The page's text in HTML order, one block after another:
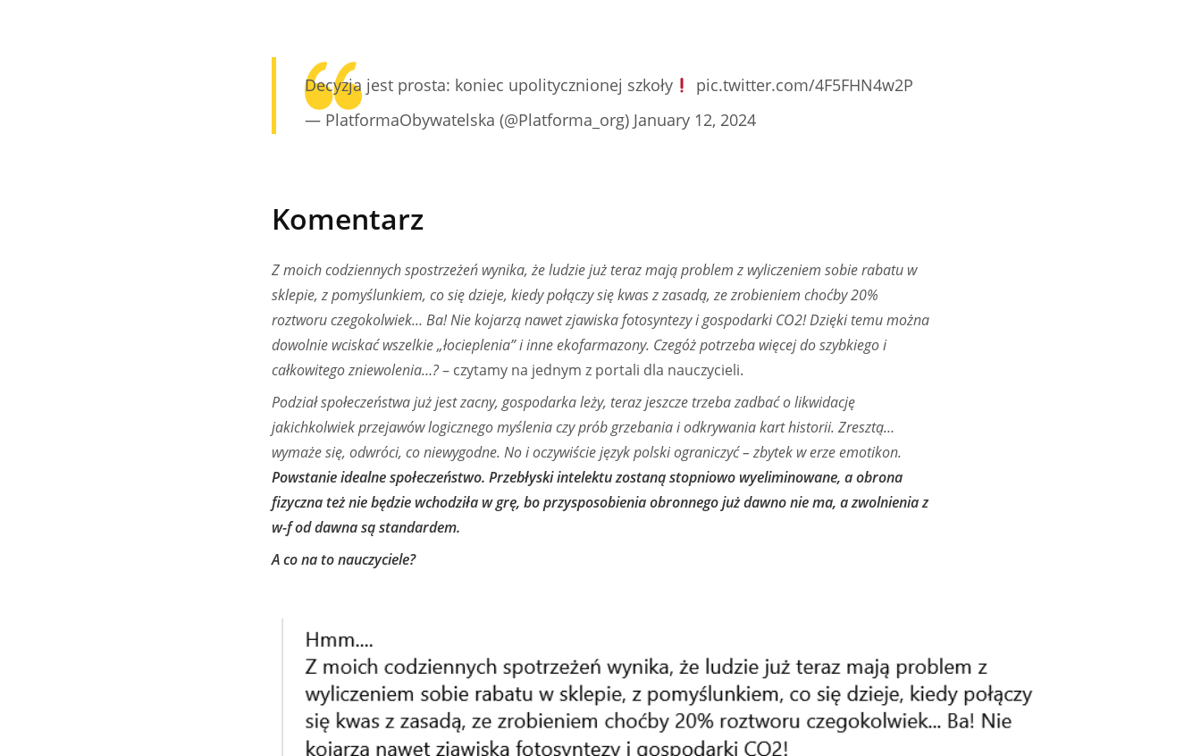
Decyzja jest prosta: koniec upolitycznionej szkoły
pic.twitter.com/4F5FHN4w2P
— PlatformaObywatelska (@Platforma_org) January 12, 2024
Komentarz
Z moich codziennych spostrzeżeń wynika, że ludzie już teraz mają problem z wyliczeniem sobie rabatu w
sklepie, z pomyślunkiem, co się dzieje, kiedy połączy się kwas z zasadą, ze zrobieniem choćby 20%
roztworu czegokolwiek… Ba! Nie kojarzą nawet zjawiska fotosyntezy i gospodarki CO2! Dzięki temu można
dowolnie wciskać wszelkie „łocieplenia” i inne ekofarmazony. Czegóż potrzeba więcej do szybkiego i
całkowitego zniewolenia…?– czytamy na jednym z portali dla nauczycieli.
Podział społeczeństwa już jest zacny, gospodarka leży, teraz jeszcze trzeba zadbać o likwidację
jakichkolwiek przejawów logicznego myślenia czy prób grzebania i odkrywania kart historii. Zresztą…
wymaże się, odwróci, co niewygodne. No i oczywiście język polski ograniczyć – zbytek w erze emotikon.
Powstanie idealne społeczeństwo. Przebłyski intelektu zostaną stopniowo wyeliminowane, a obrona
fizyczna też nie będzie wchodziła w grę, bo przysposobienia obronnego już dawno nie ma, a zwolnienia z
w-f od dawna są standardem.
A co na to nauczyciele?